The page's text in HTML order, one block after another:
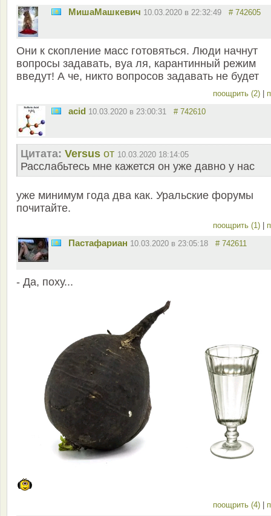
MишаМашкевич 10.03.2020 в 22:32:49 # 742605
Они к скопление масс готовяться. Люди начнут
вопросы задавать, вуа ля, карантинный режим
введут! А че, никто вопросов задавать не будет
поощрить (2)
acid 10.03.2020 в 23:00:31 # 742610
Цитата: Versus от 10.03.2020 18:14:05
Расслабьтесь мне кажется он уже давно у нас
уже минимум года два как. Уральские форумы
почитайте.
поощрить (1)
Пастафариан 10.03.2020 в 23:05:18 # 742611
- Да, поху...
поощрить (4)